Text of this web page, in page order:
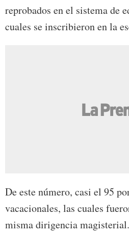
reprobados en el sistema de
cuales se inscribieron en la
De este número, casi el 95
vacacionales, las cuales
misma dirigencia magisterial.